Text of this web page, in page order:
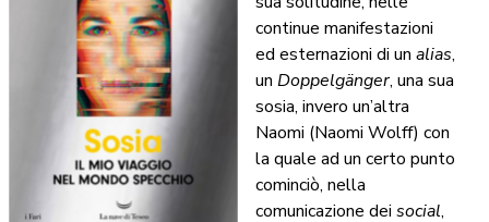
continue manifestazioni
ed esternazioni di un alias,
un Doppelgänger, una sua
sosia, invero un’altra
Naomi (Naomi Wolff) con
la quale ad un certo punto
cominciò, nella
comunicazione dei social,